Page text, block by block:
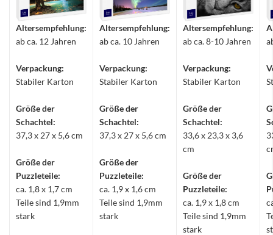
Altersempfehlung:
ab ca. 12 Jahren
Verpackung:
Stabiler Karton
Größe der
Schachtel:
37,3 x 27 x 5,6 cm
Größe der
Puzzleteile:
ca. 1,8 x 1,7 cm
Teile sind 1,9mm
stark
Altersempfehlung:
ab ca. 10 Jahren
Verpackung:
Stabiler Karton
Größe der
Schachtel:
37,3 x 27 x 5,6 cm
Größe der
Puzzleteile:
ca. 1,9 x 1,6 cm
Teile sind 1,9mm
stark
Altersempfehlung:
ab ca. 8-10 Jahren
Verpackung:
Stabiler Karton
Größe der
Schachtel:
33,6 x 23,3 x 3,6
cm
Größe der
Puzzleteile:
ca. 1,9 x 1,8 cm
Teile sind 1,9mm
stark